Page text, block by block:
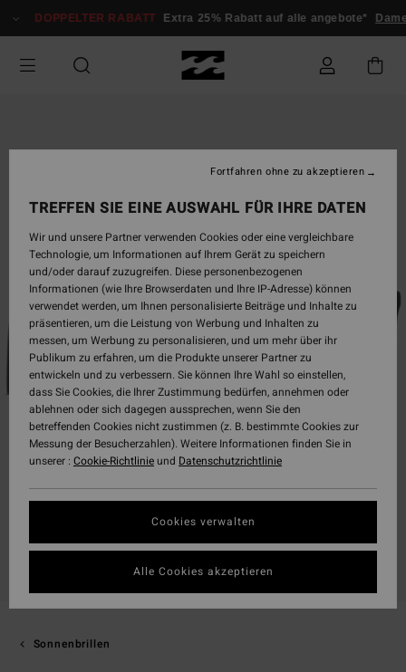
zur
springen
DOPPELTER RABATT Extra 25% Rabatt auf alle angebote*
Sonnenbrillen
TREFFEN SIE EINE AUSWAHL FÜR IHRE DATEN
Wir und unsere Partner verwenden Cookies oder eine vergleichbare
Technologie, um Informationen auf Ihrem Gerät zu speichern
und/oder darauf zuzugreifen. Diese personenbezogenen
Informationen (wie Ihre Browserdaten und Ihre IP-Adresse) können
verwendet werden, um Ihnen personalisierte Beiträge und Inhalte zu
präsentieren, um die Leistung von Werbung und Inhalten zu
messen, um Werbung zu personalisieren, und um mehr über ihr
Publikum zu erfahren, um die Produkte unserer Partner zu
entwickeln und zu verbessern. Sie können Ihre Wahl so einstellen,
dass Sie Cookies, die Ihrer Zustimmung bedürfen, annehmen oder
ablehnen oder sich dagegen aussprechen, wenn Sie den
betreffenden Cookies nicht zustimmen (z. B. bestimmte Cookies zur
Messung der Besucherzahlen). Weitere Informationen finden Sie in
unserer : Cookie-Richtlinieund Datenschutzrichtlinie
Cookies verwalten
Fortfahren ohne zu akzeptieren
Alle Cookies akzeptieren